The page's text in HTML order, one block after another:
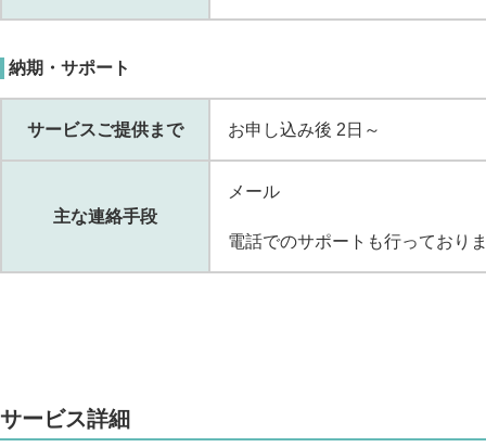
納期・サポート
サービスご提供まで お申し込み後 2日～
主な連絡手段
メール
電話でのサポートも行っており
サービス詳細